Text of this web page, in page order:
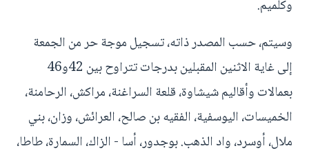
وكلميم.
وسيتم، حسب المصدر ذاته، تسجيل موجة حر من الجمعة
إلى غاية الاثنين المقبلين بدرجات تتراوح بين 42و46
بعمالات وأقاليم شيشاوة، قلعة السراغنة، مراكش، الرحامنة،
الخميسات، اليوسفية، الفقيه بن صالح، العرائش، وزان، بني
ملال، أوسرد، واد الذهب. بوجدور، أسا - الزاك، السمارة، طاطا،